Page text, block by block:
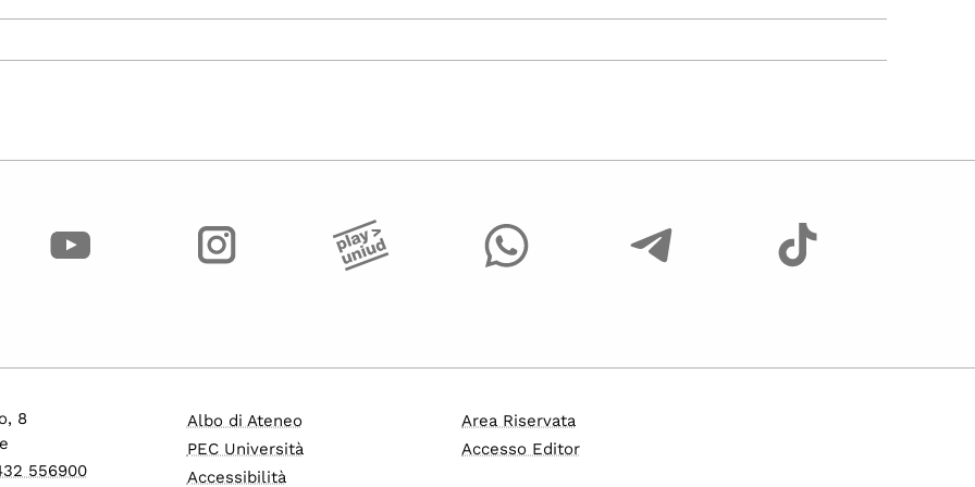
8
556900
Albo di Ateneo
PEC Università
Accessibilità
Area Riservata
Accesso Editor